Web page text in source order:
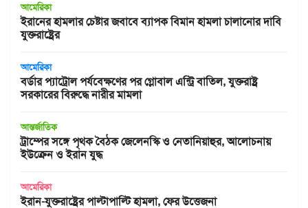
আমেরিকা
ইরানের হামলার চেষ্টার জবাবে ব্যাপক বিমান হামলা চালানোর দাবি
যুক্তরাষ্ট্রের
আমেরিকা
বর্ডার প্যাট্রোল পর্যবেক্ষণের পর গ্লোবাল এন্ট্রি বাতিল, যুক্তরাষ্ট্র
সরকারের বিরুদ্ধে নারীর মামলা
আন্তর্জাতিক
ট্রাম্পের সঙ্গে পৃথক বৈঠক জেলেনস্কি ও নেতানিয়াহুর, আলোচনায়
ইউক্রেন ও ইরান যুদ্ধ
আমেরিকা
ইরান-যুক্তরাষ্ট্রের পাল্টাপাল্টি হামলা, ফের উত্তেজনা